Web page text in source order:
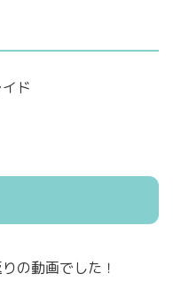
ド
の動画でした！